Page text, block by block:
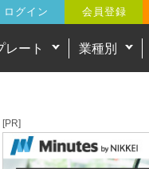
ログイン 会員登録
レート 業種別
[PR]